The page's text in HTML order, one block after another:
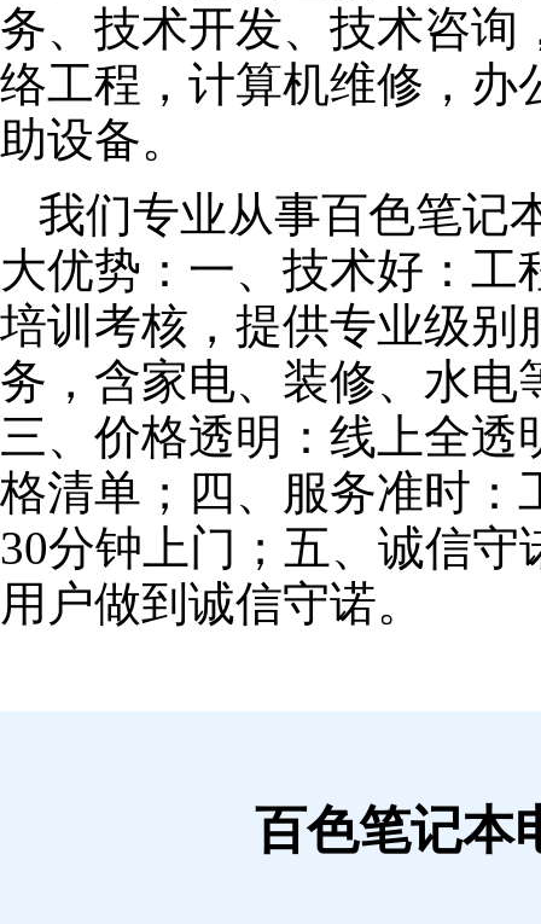
务、技术开发、技术咨询
络工程，计算机维修，办
助设备。
我们专业从事百色笔记
大优势：一、技术好：
培训考核，提供专业级别
务，含家电、装修、水电
三、价格透明：线上全
格清单；四、服务准时：
30分钟上门；五、诚信
用户做到诚信守诺。
百色笔记本